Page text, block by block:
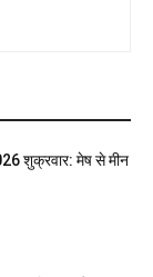
शुक्रवार: मेष से मीन